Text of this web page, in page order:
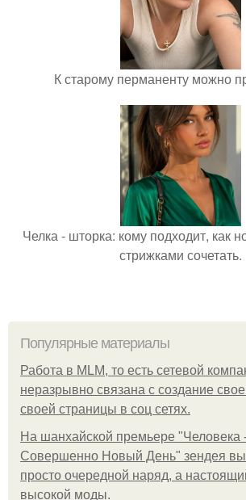
К старому перманенту можно
Челка - шторка: кому подходит, как
стрижками сочетать.
Популярные материалы
Работа в MLM, то есть сетевой
неразрывно связана с создание
своей страницы в соц сетях.
На шанхайской премьере "Человека
Совершенно Новый День" зендея
просто очередной наряд, а
высокой моды.